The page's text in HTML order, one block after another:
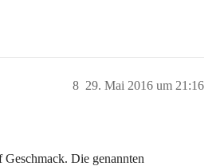
29. Mai 2016 um 21:16
8
Die genannten